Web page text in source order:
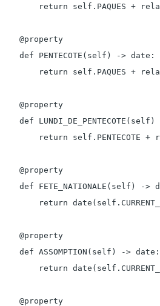
return self.PAQUES +
    @property
    def PENTECOTE(self) -> date:
return self.PAQUES +
    @property
def LUNDI_DE_PENTECOTE(self)
return self.PENTECOTE +
    @property
def FETE_NATIONALE(self) ->
return
    @property
    def ASSOMPTION(self) -> date:
return
    @property